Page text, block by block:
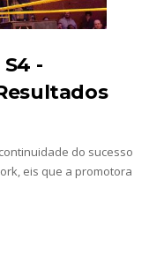
-
do sucesso
eis que a promotora